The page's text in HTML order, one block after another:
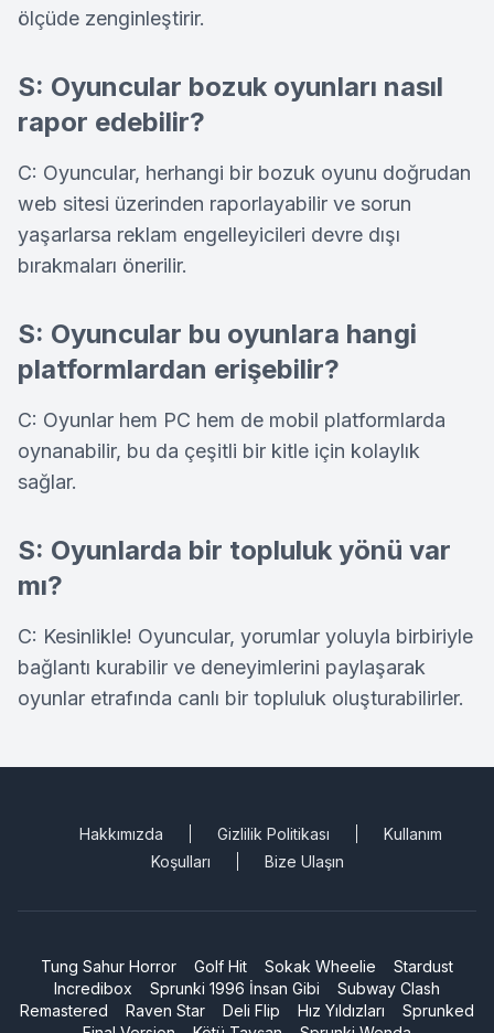
ölçüde zenginleştirir.
S: Oyuncular bozuk oyunları nasıl
rapor edebilir?
C: Oyuncular, herhangi bir bozuk oyunu doğrudan
web sitesi üzerinden raporlayabilir ve sorun
yaşarlarsa reklam engelleyicileri devre dışı
bırakmaları önerilir.
S: Oyuncular bu oyunlara hangi
platformlardan erişebilir?
C: Oyunlar hem PC hem de mobil platformlarda
oynanabilir, bu da çeşitli bir kitle için kolaylık
sağlar.
S: Oyunlarda bir topluluk yönü var
mı?
C: Kesinlikle! Oyuncular, yorumlar yoluyla birbiriyle
bağlantı kurabilir ve deneyimlerini paylaşarak
oyunlar etrafında canlı bir topluluk oluşturabilirler.
Hakkımızda Gizlilik Politikası
Kullanım
Koşulları
Bize Ulaşın
Tung Sahur Horror Golf Hit Sokak Wheelie
Stardust
Incredibox
Sprunki 1996 İnsan Gibi
Subway Clash
Remastered
Raven Star Deli Flip Hız Yıldızları
Sprunked